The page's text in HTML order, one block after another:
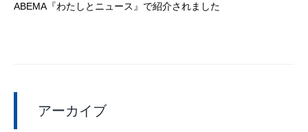
ABEMA『わたしとニュース』で紹介されました
アーカイブ